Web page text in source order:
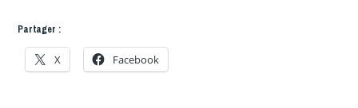
Partager :
X Facebook